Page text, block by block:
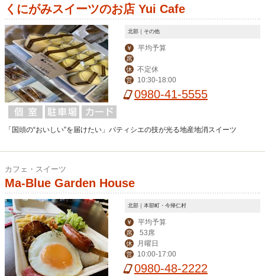
くにがみスイーツのお店 Yui Cafe
北部｜その他
￥ 平均予算
席
休
不定休
営 10:30-18:00
0980-41-5555
「国頭の“おいしい”を届けたい」パティシエの技が光る地産地消スイーツ
カフェ・スイーツ
Ma-Blue Garden House
北部｜本部町・今帰仁村
￥ 平均予算
席 53席
休 月曜日
営 10:00-17:00
0980-48-2222